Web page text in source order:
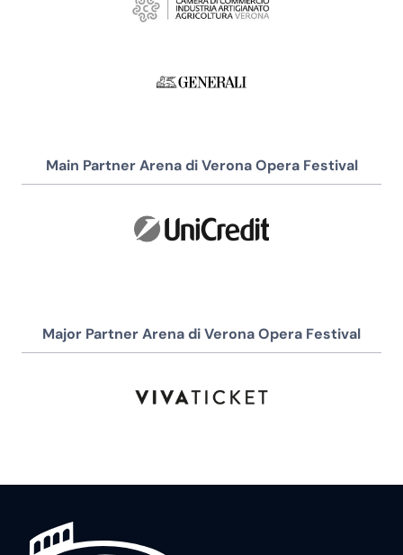
Main Partner Arena di Verona Opera Festival
Major Partner Arena di Verona Opera Festival